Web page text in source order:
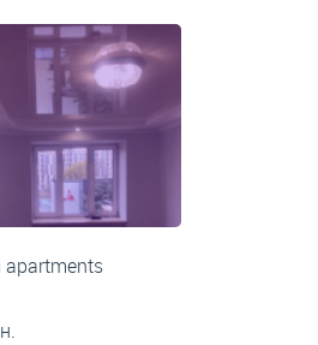
LEASE
Two-room apartments
16 000 грн.